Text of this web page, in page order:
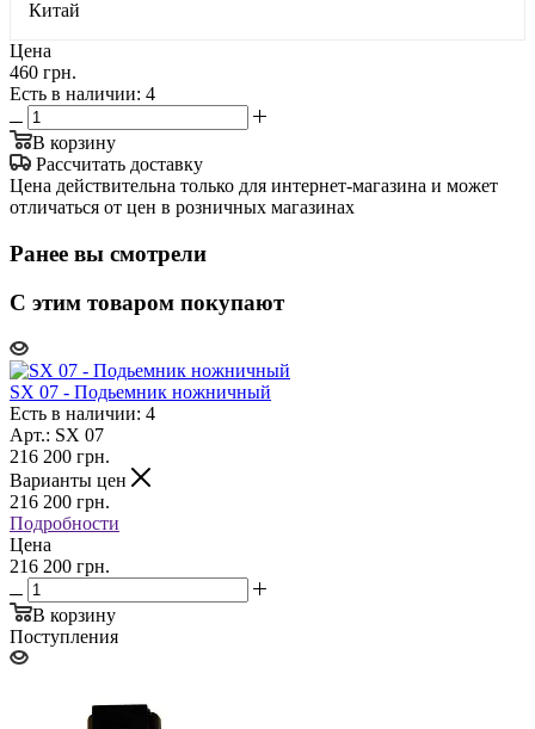
Китай
Цена
460 грн.
Есть в наличии: 4
В корзину
Рассчитать доставку
Цена действительна только для интернет-магазина и может
отличаться от цен в розничных магазинах
Ранее вы смотрели
С этим товаром покупают
SX 07 - Подьемник ножничный
Есть в наличии: 4
Арт.: SX 07
216 200 грн.
Варианты цен
216 200 грн.
Подробности
Цена
216 200 грн.
В корзину
Поступления